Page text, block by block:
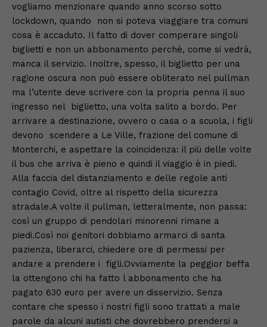
vogliamo menzionare quando anno scorso sotto
lockdown, quando non si poteva viaggiare tra comuni
cosa è accaduto. Il fatto di dover comperare singoli
biglietti e non un abbonamento perchè, come si vedrà,
manca il servizio. Inoltre, spesso, il biglietto per una
ragione oscura non può essere obliterato nel pullman
ma l’utente deve scrivere con la propria penna il suo
ingresso nel biglietto, una volta salito a bordo. Per
arrivare a destinazione, ovvero o casa o a scuola, i figli
devono scendere a Le Ville, frazione del comune di
Monterchi, e aspettare la coincidenza: il più delle volte
il bus che arriva è pieno e quindi il viaggio è in piedi.
Alla faccia del distanziamento e delle regole anti
contagio Covid, oltre al rispetto della sicurezza
stradale.A volte il pullman, letteralmente, non passa:
così un gruppo di pendolari minorenni rimane a
piedi.Così noi genitori dobbiamo armarci di santa
pazienza, liberarci, chiedere ore di permessi per
andare a prendere i figli.Ovviamente la peggior beffa
la ottengono chi ha fatto l abbonamento che ha
pagato 630 euro per avere un disservizio. Senza
contare che spesso i nostri figli sono trattati a male
parole da alcuni autisti che dovrebbero prendersi a